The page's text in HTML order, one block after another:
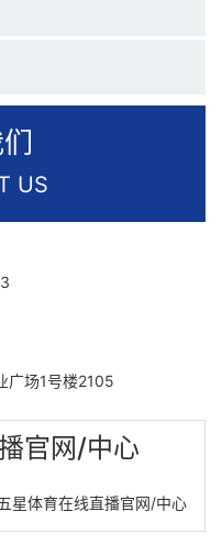
US
广场1号楼2105
官网/中心
星体育在线直播官网/中心